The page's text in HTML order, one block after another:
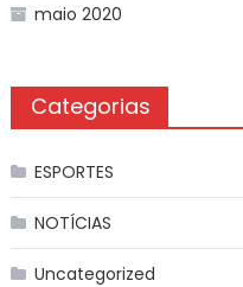
maio 2020
Categorias
ESPORTES
NOTÍCIAS
Uncategorized